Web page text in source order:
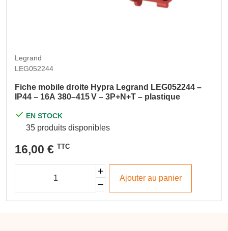
Legrand
LEG052244
Fiche mobile droite Hypra Legrand LEG052244 –
IP44 – 16A 380–415 V – 3P+N+T – plastique
EN STOCK
35 produits disponibles
16,00 € TTC
Ajouter au panier